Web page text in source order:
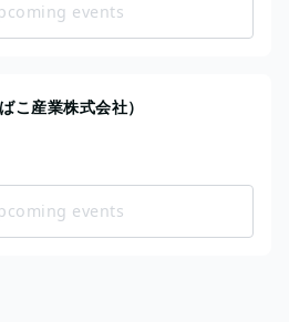
events
こ産業株式会社）
events